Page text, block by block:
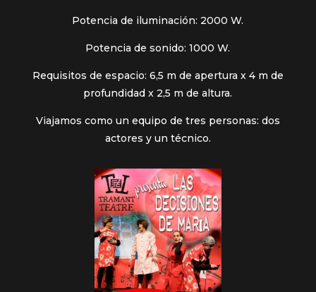
Potencia de iluminación: 2000 W.
Potencia de sonido: 1000 W.
Requisitos de espacio: 6,5 m de apertura x 4 m de
profundidad x 2,5 m de altura.
Viajamos como un equipo de tres personas: dos
actores y un técnico.